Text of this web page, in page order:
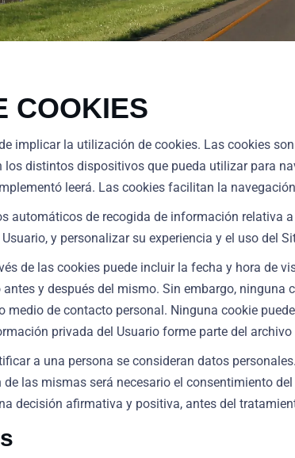
COOKIES
implicar la utilización de cookies. Las cookies
distintos dispositivos que pueda utilizar para
leerá. Las cookies facilitan la
automáticos de recogida de información relativa
y personalizar su experiencia y el uso del
de las cookies puede incluir la fecha y hora de
y después del mismo. Sin embargo,
medio de contacto personal. Ninguna cookie
privada del Usuario forme parte del
a una persona se consideran datos
las mismas será necesario el consentimiento
decisión afirmativa y positiva, antes del